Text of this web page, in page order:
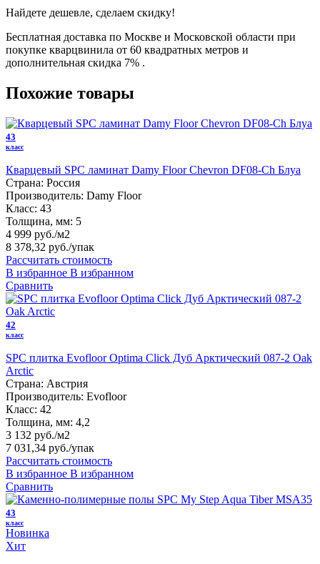
Найдете дешевле, сделаем скидку!
Бесплатная доставка по Москве и Московской области при
покупке кварцвинила от 60 квадратных метров и
дополнительная скидка 7% .
Похожие товары
43
класс
Кварцевый SPC ламинат Damy Floor Chevron DF08-Ch Блуа
Страна: Россия
Производитель: Damy Floor
Класс: 43
Толщина, мм: 5
4 999 руб./м2
8 378,32 руб./упак
Рассчитать стоимость
В избранное В избранном
Сравнить
42
класс
SPC плитка Evofloor Optima Click Дуб Арктический 087-2 Оak
Arctic
Страна: Австрия
Производитель: Evofloor
Класс: 42
Толщина, мм: 4,2
3 132 руб./м2
7 031,34 руб./упак
Рассчитать стоимость
В избранное В избранном
Сравнить
43
класс
Новинка
Хит